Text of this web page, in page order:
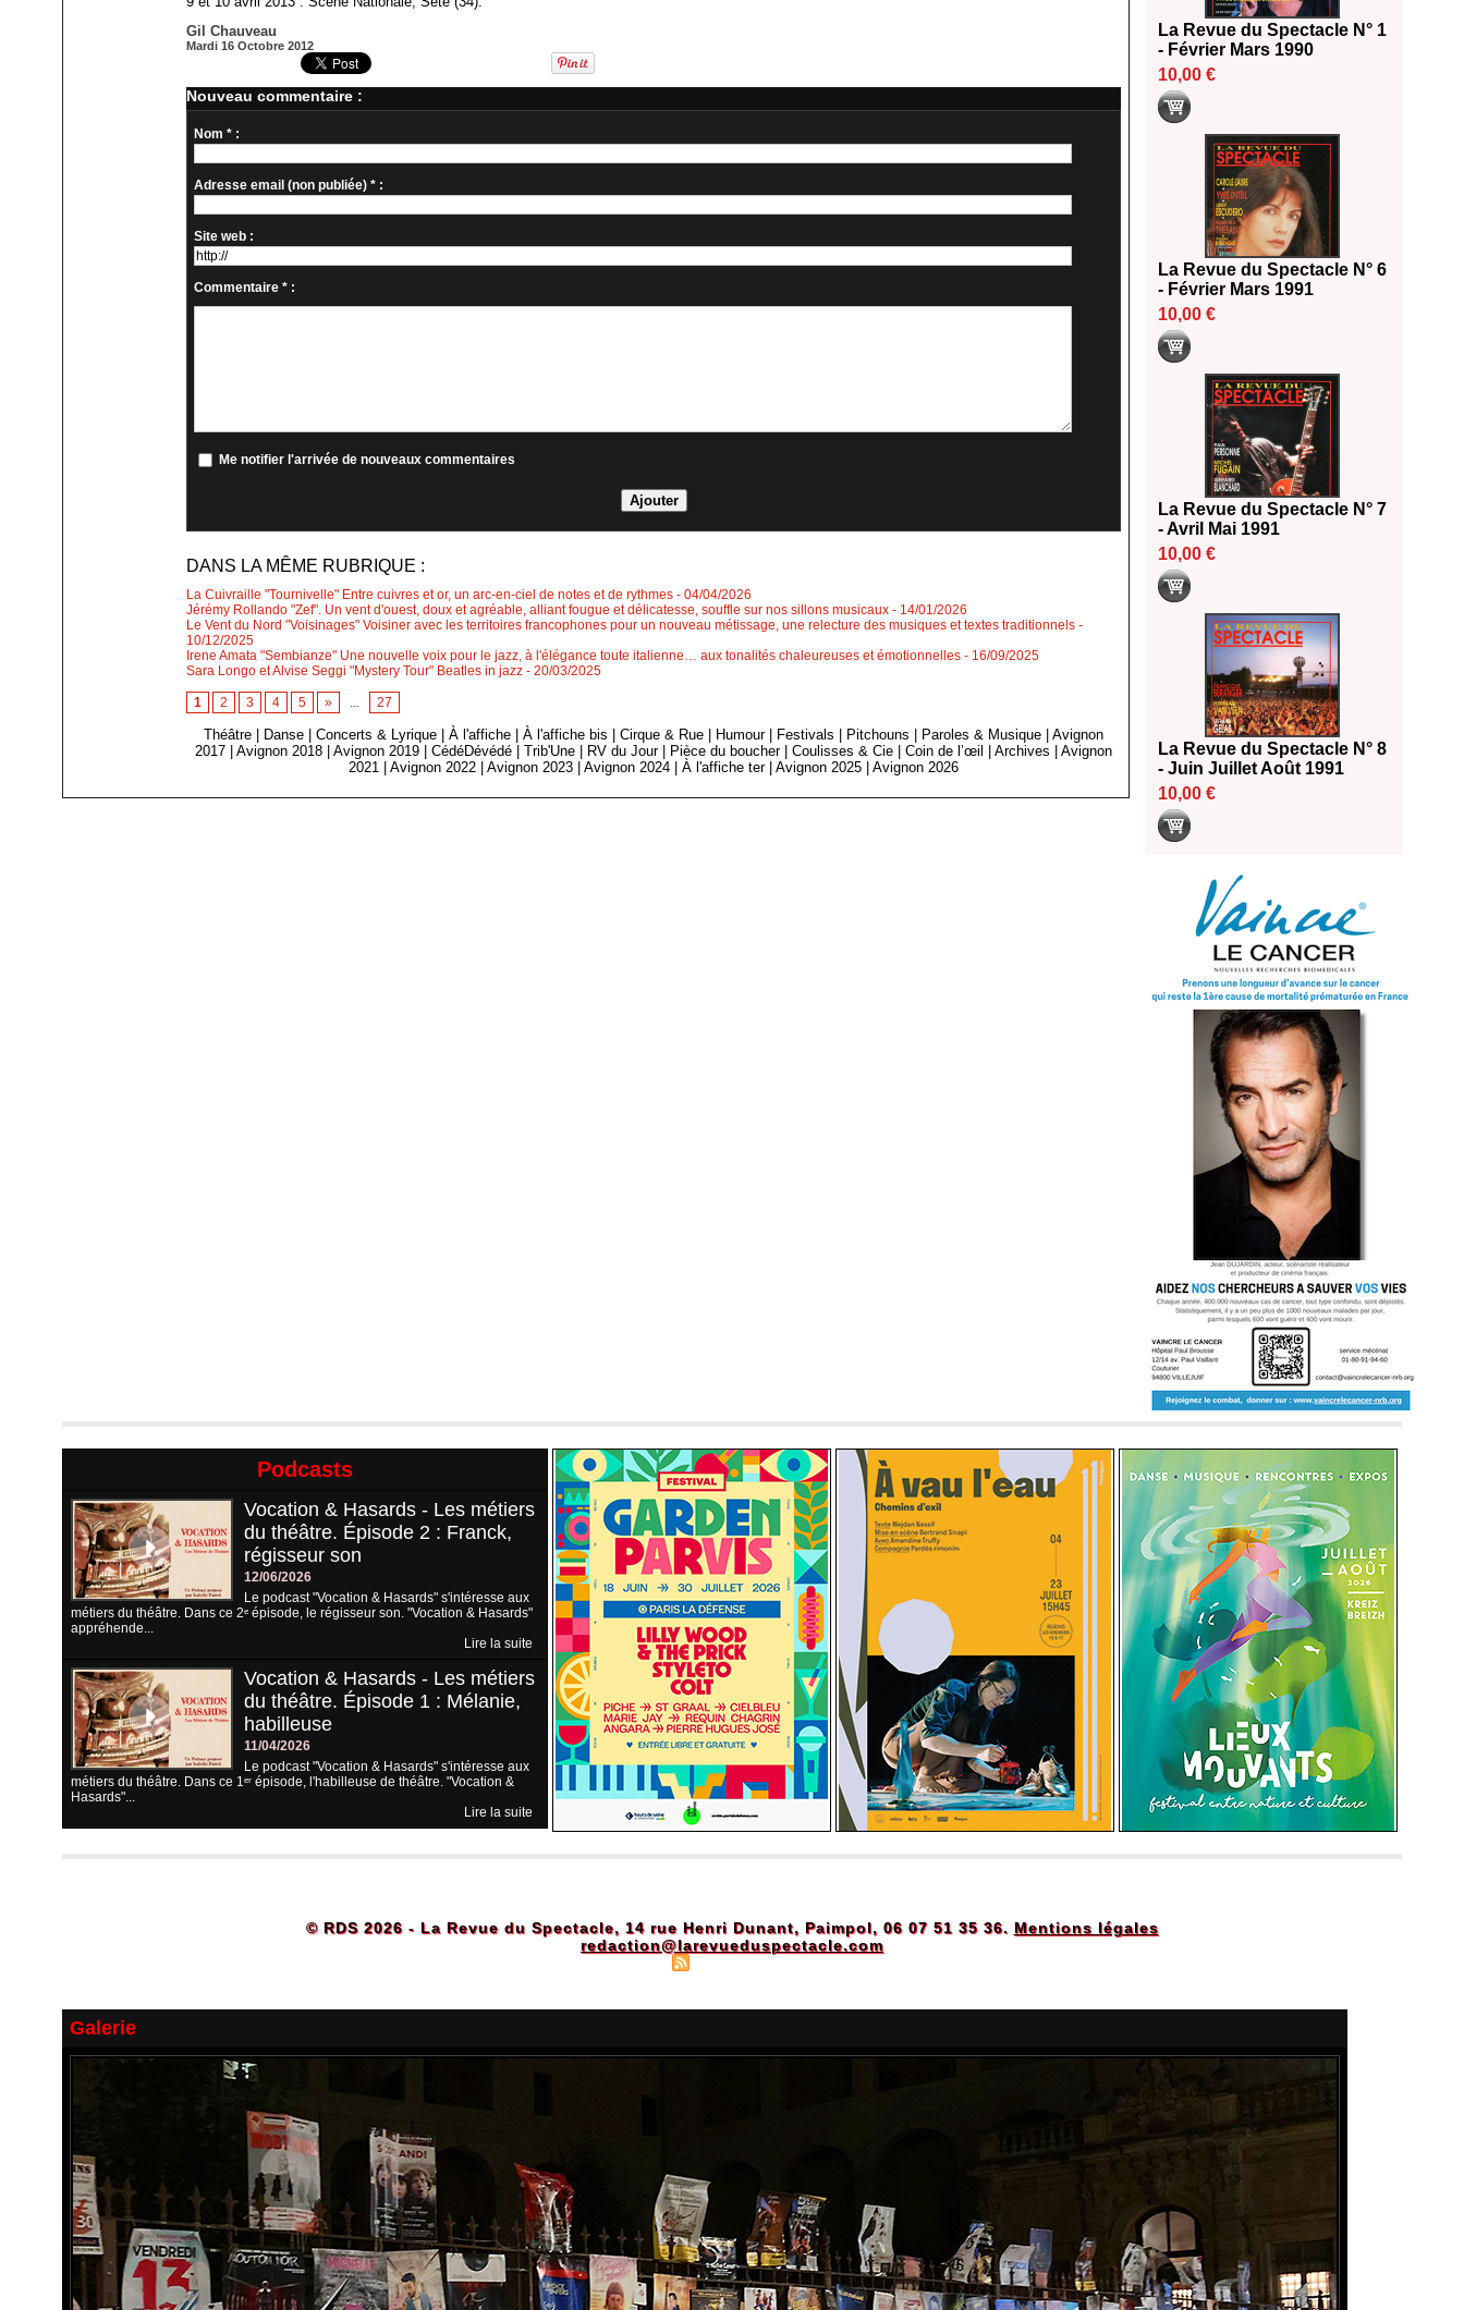
Gil Chauveau
Mardi 16 Octobre 2012
Nouveau commentaire :
Nom * :
Adresse email (non publiée) * :
Site web :
Commentaire * :
Me notifier l'arrivée de nouveaux commentaires
DANS LA MÊME RUBRIQUE :
La Cuivraille "Tournivelle" Entre cuivres et or, un arc-en-ciel de notes et de rythmes - 04/04/2026
Jérémy Rollando "Zef". Un vent d'ouest, doux et agréable, alliant fougue et délicatesse, souffle sur nos sillons musicaux - 14/01/2026
Le Vent du Nord "Voisinages" Voisiner avec les territoires francophones pour un nouveau métissage, une relecture des musiques et textes traditionnels -
10/12/2025
Irene Amata "Sembianze" Une nouvelle voix pour le jazz, à l'élégance toute italienne… aux tonalités chaleureuses et émotionnelles - 16/09/2025
Sara Longo et Alvise Seggi "Mystery Tour" Beatles in jazz - 20/03/2025
1 2 3 4 5 » ... 27
Théâtre Danse |Concerts & Lyrique |À l'affiche |À l'affiche bis |Cirque & Rue Humour Festivals Pitchouns Paroles & Musique |Avignon
2017
|Avignon 2018 |Avignon 2019 |CédéDévédé |Trib'Une RV du Jour Pièce du boucher |Coulisses & Cie |Coin de l’œil |Archives |Avignon
2021
|Avignon 2022 |Avignon 2023 |Avignon 2024 |À l'affiche ter |Avignon 2025 |Avignon 2026
La Revue du Spectacle N° 1
- Février Mars 1990
10,00 €
La Revue du Spectacle N° 6
- Février Mars 1991
10,00 €
La Revue du Spectacle N° 7
- Avril Mai 1991
10,00 €
La Revue du Spectacle N° 8
- Juin Juillet Août 1991
10,00 €
Podcasts
Vocation & Hasards - Les métiers
du théâtre. Épisode 2 : Franck,
régisseur son
12/06/2026
Le podcast "Vocation & Hasards" s'intéresse aux
métiers du théâtre. Dans ce 2ᵉ épisode, le régisseur son. "Vocation & Hasards"
appréhende...
Lire la suite
Vocation & Hasards - Les métiers
du théâtre. Épisode 1 : Mélanie,
habilleuse
11/04/2026
Le podcast "Vocation & Hasards" s'intéresse aux
métiers du théâtre. Dans ce 1ᵉʳ épisode, l'habilleuse de théâtre. "Vocation &
Hasards"...
Lire la suite
© RDS 2026 - La Revue du Spectacle, 14 rue Henri Dunant, Paimpol, 06 07 51 35 36. Mentions légales
redaction@larevueduspectacle.com
Galerie